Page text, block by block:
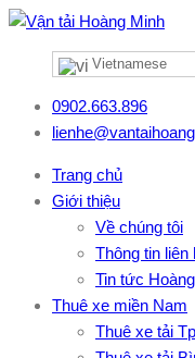
Vietnamese
0902.663.896
Trang chủ
Giới thiệu
Về chúng tôi
Thông tin liên
Tin tức
Thuê xe miền Nam
Thuê xe tải